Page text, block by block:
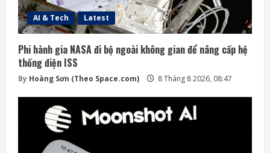
AI & Tech Latest
Phi hành gia NASA đi bộ ngoài không gian để nâng cấp hệ
thống điện ISS
By Hoàng Sơn (Theo Space.com) 8 Tháng 8 2026, 08:47